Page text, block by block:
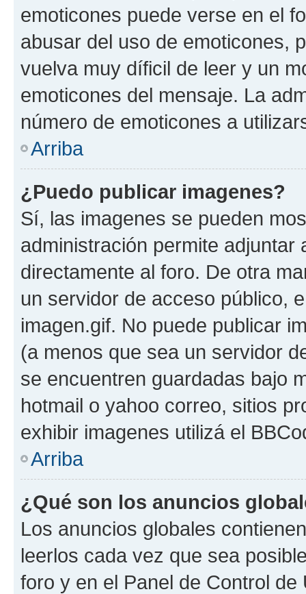
emoticones puede verse en el
abusar del uso de emoticones,
vuelva muy díficil de leer y un
emoticones del mensaje. La
número de emoticones a
Arriba
¿Puedo publicar imagenes?
Sí, las imagenes se pueden
administración permite
directamente al foro. De otra
un servidor de acceso público,
imagen.gif. No puede publicar
(a menos que sea un servidor
se encuentren guardadas bajo
hotmail o yahoo correo, sitios
exhibir imagenes utilizá el
Arriba
¿Qué son los anuncios
Los anuncios globales
leerlos cada vez que sea
foro y en el Panel de Control